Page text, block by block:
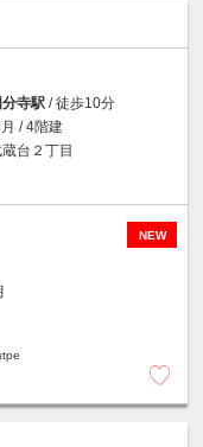
寺駅 / 徒歩10分
/ 4階建
台２丁目
NEW